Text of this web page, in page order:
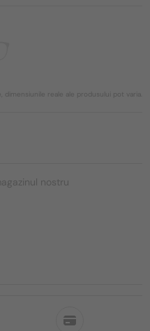
reale ale produsului pot varia.
nostru